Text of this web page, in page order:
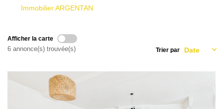
Le Mandat Conquérant
Immobilier ARGENTAN
Afficher la carte
6 annonce(s) trouvée(s) Trier par